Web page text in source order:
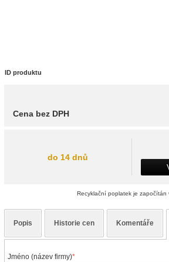
ID produktu
Cena bez DPH
do 14 dnů
Recyklační poplatek je započítán
Popis Historie cen Komentáře
Jméno (název firmy)*